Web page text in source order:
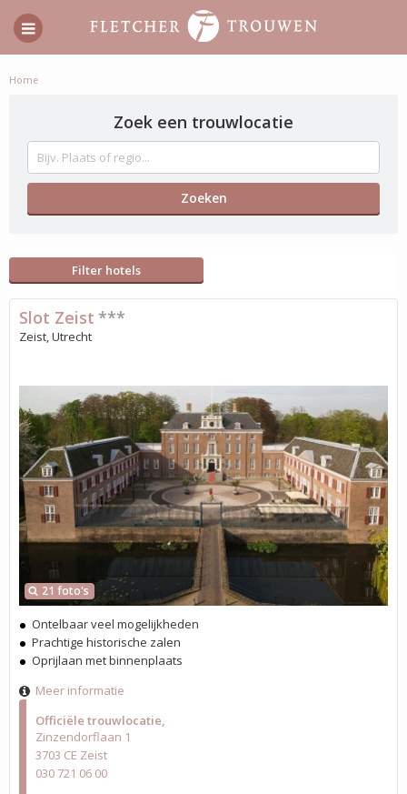
Home
Zoek een trouwlocatie
Filter hotels
Officiële trouwlocatie
Zinzendorflaan 1
3703 CE Zeist
030 721 06 00
21 foto's
Slot Zeist ***
Zeist, Utrecht
Ontelbaar veel mogelijkheden
Prachtige historische zalen
Oprijlaan met binnenplaats
Meer informatie